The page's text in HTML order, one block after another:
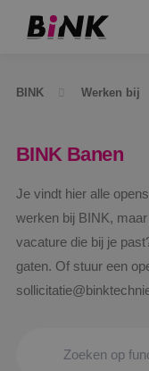
BINK Werken bij
BINK Banen
Je vindt hier alle
werken bij BINK,
vacature die bij je
gaten. Of stuur een